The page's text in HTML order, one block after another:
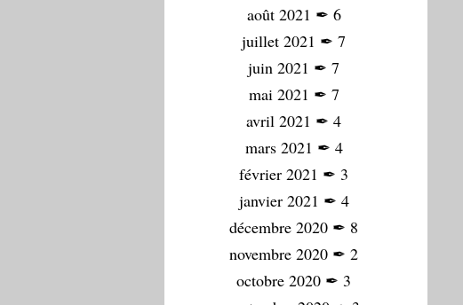
août 2021 ✒ 6
juillet 2021 ✒ 7
juin 2021 ✒ 7
mai 2021 ✒ 7
avril 2021 ✒ 4
mars 2021 ✒ 4
février 2021 ✒ 3
janvier 2021 ✒ 4
décembre 2020 ✒ 8
novembre 2020 ✒ 2
octobre 2020 ✒ 3